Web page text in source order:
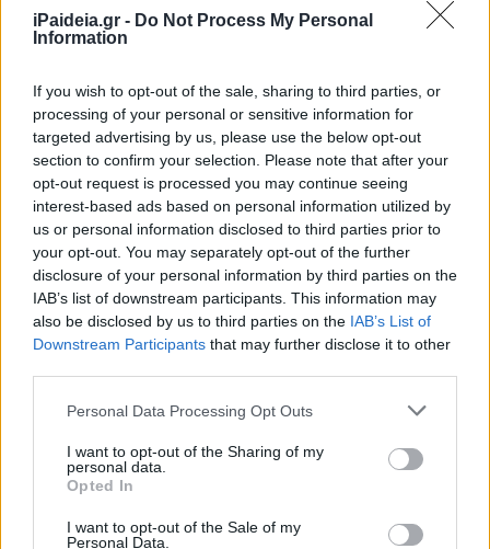
iPaideia.gr - Do Not Process My Personal
Information
If you wish to opt-out of the sale, sharing to third parties, or
processing of your personal or sensitive information for
targeted advertising by us, please use the below opt-out
section to confirm your selection. Please note that after your
opt-out request is processed you may continue seeing
interest-based ads based on personal information utilized by
us or personal information disclosed to third parties prior to
your opt-out. You may separately opt-out of the further
disclosure of your personal information by third parties on the
IAB’s list of downstream participants. This information may
also be disclosed by us to third parties on the IAB’s List of
Downstream Participants that may further disclose it to other
Please note that this website/app uses one or more Google
not limited to your visit or usage behaviour. You may click to
grant or deny consent to Google and its third-party tags to
use your data for below specified purposes in below Google
consent section.
Personal Data Processing Opt Outs
I want to opt-out of the Sharing of my
personal data.
Opted In
I want to opt-out of the Sale of my
Personal Data.
Το TikTok έχει δεχτεί επικρίσεις για την επικράτηση
επικίνδυνων τάσεων ανάμεσα σε εφήβους. Κατά τη
τεσσάρων διακεκριμένων πλατφορμών κοινωνικής
δικτύωσης – συμπεριλαμβανομένου του Μαρκ
Ζούκερμπεργκ του Facebook και του Instagram και του
Σούου Τσου του TikTok – εξετάστηκαν από την Επιτροπή
Δικαστικών Υποθέσεων της Γερουσίας των ΗΠΑ σχετικά
με την ασφάλεια των πλατφορμών τους.
Εκείνη η ακρόαση ήταν μέρος της προσπάθειας για την
ψήφιση της «Πράξης για την ασφάλεια των παιδιών στο
διαδίκτυο», η οποία θα απαιτούσε από τις εταιρείες
μέσων κοινωνικής δικτύωσης να αναλάβουν επιθετικές
δράσεις για τη στόχευση επικίνδυνων συμπεριφορών
στις πλατφόρμες τους.
Τι είναι το Chroming